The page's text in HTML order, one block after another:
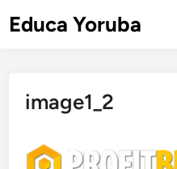
toEduca Yoruba
image1_2